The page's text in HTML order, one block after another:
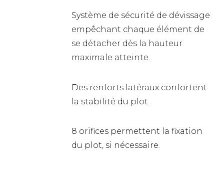
Système de sécurité de dévissage
empêchant chaque élément de
se détacher dès la hauteur
maximale atteinte.
Des renforts latéraux confortent
la stabilité du plot.
8 orifices permettent la fixation
du plot, si nécessaire.